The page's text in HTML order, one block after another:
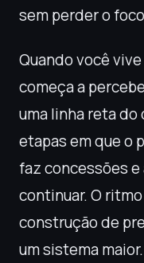
sem perder o
Quando você
começa a
uma linha reta do
etapas em que o
faz concessões
continuar. O
construção de
um sistema maior.